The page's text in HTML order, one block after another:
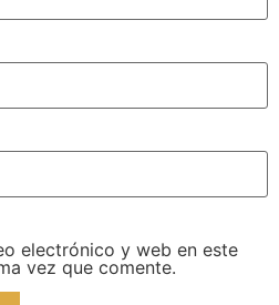
electrónico y web en este
vez que comente.